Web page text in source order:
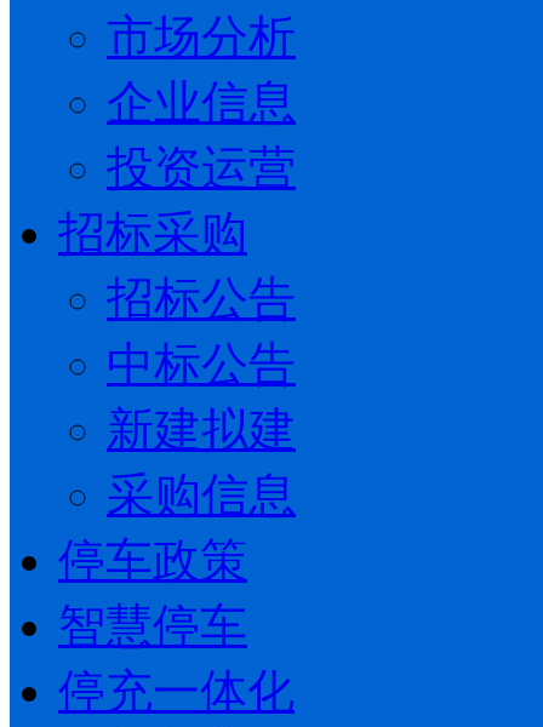
市场分析
企业信息
投资运营
招标采购
招标公告
中标公告
新建拟建
采购信息
停车政策
智慧停车
停充一体化